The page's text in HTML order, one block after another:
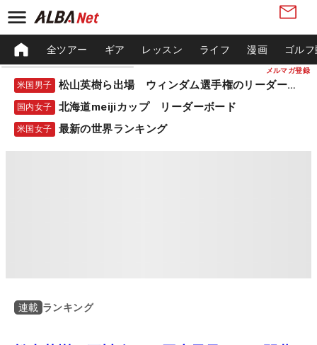
メルマガ登録
全ツアー ギア レッスン ライフ 漫画 ゴル
米国男子 松山英樹ら出場 ウィンダム選手権のリーダーボード
国内女子 北海道meijiカップ リーダーボード
米国女子 最新の世界ランキング
連載 ランキング